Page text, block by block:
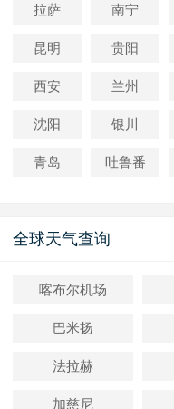
拉萨 南宁
昆明 贵阳
西安 兰州
沈阳 银川
青岛 吐鲁番
全球天气查询
喀布尔机场
巴米扬
法拉赫
加慈尼